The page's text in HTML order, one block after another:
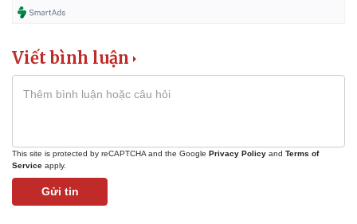
Thể thao
Viết bình luận
This site is protected by reCAPTCHA and the Google Privacy Policy and Terms of
Service apply.
Gửi tin